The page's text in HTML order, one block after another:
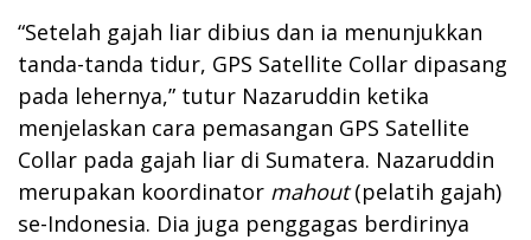
“Setelah gajah liar dibius dan ia menunjukkan
tanda-tanda tidur, GPS Satellite Collar dipasang
pada lehernya,” tutur Nazaruddin ketika
menjelaskan cara pemasangan GPS Satellite
Collar pada gajah liar di Sumatera. Nazaruddin
merupakan koordinator mahout(pelatih gajah)
se-Indonesia. Dia juga penggagas berdirinya